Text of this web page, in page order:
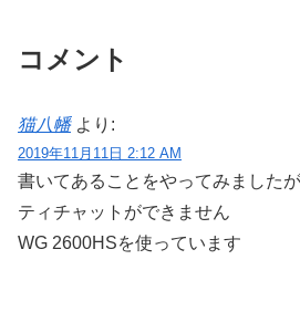
コメント
猫八幡 より:
2019年11月11日 2:12 AM
書いてあることをやってみました
ティチャットができません
WG 2600HSを使っています